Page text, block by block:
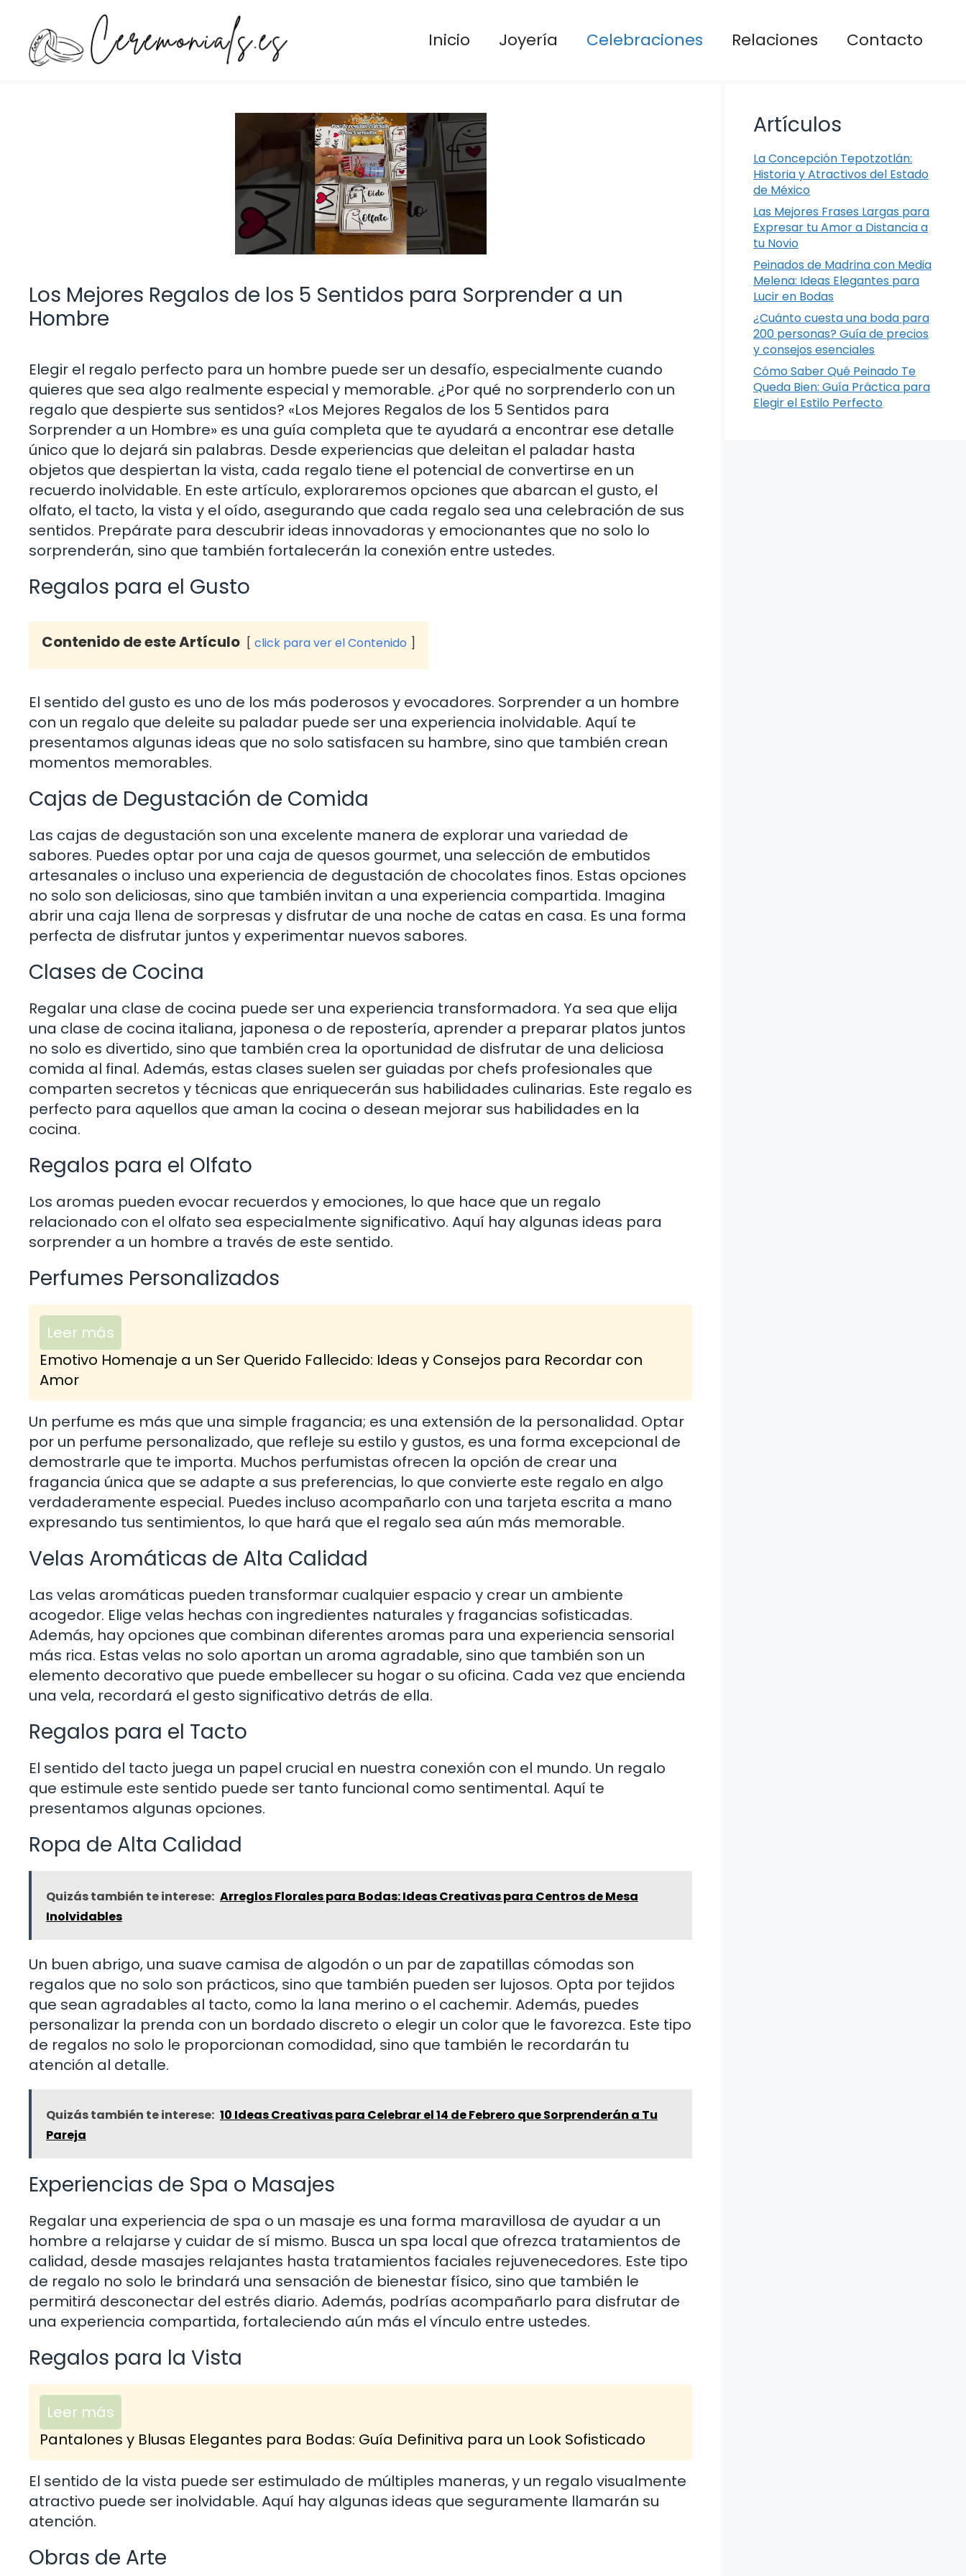
contenido
Inicio Joyería Celebraciones Relaciones Contacto
Los Mejores Regalos de los 5 Sentidos para Sorprender a un
Hombre
Elegir el regalo perfecto para un hombre puede ser un desafío, especialmente cuando
quieres que sea algo realmente especial y memorable. ¿Por qué no sorprenderlo con un
regalo que despierte sus sentidos? «Los Mejores Regalos de los 5 Sentidos para
Sorprender a un Hombre» es una guía completa que te ayudará a encontrar ese detalle
único que lo dejará sin palabras. Desde experiencias que deleitan el paladar hasta
objetos que despiertan la vista, cada regalo tiene el potencial de convertirse en un
recuerdo inolvidable. En este artículo, exploraremos opciones que abarcan el gusto, el
olfato, el tacto, la vista y el oído, asegurando que cada regalo sea una celebración de sus
sentidos. Prepárate para descubrir ideas innovadoras y emocionantes que no solo lo
sorprenderán, sino que también fortalecerán la conexión entre ustedes.
Regalos para el Gusto
Contenido de este Artículo click para ver el Contenido
El sentido del gusto es uno de los más poderosos y evocadores. Sorprender a un hombre
con un regalo que deleite su paladar puede ser una experiencia inolvidable. Aquí te
presentamos algunas ideas que no solo satisfacen su hambre, sino que también crean
momentos memorables.
Cajas de Degustación de Comida
Las cajas de degustación son una excelente manera de explorar una variedad de
sabores. Puedes optar por una caja de quesos gourmet, una selección de embutidos
artesanales o incluso una experiencia de degustación de chocolates finos. Estas opciones
no solo son deliciosas, sino que también invitan a una experiencia compartida. Imagina
abrir una caja llena de sorpresas y disfrutar de una noche de catas en casa. Es una forma
perfecta de disfrutar juntos y experimentar nuevos sabores.
Clases de Cocina
Regalar una clase de cocina puede ser una experiencia transformadora. Ya sea que elija
una clase de cocina italiana, japonesa o de repostería, aprender a preparar platos juntos
no solo es divertido, sino que también crea la oportunidad de disfrutar de una deliciosa
comida al final. Además, estas clases suelen ser guiadas por chefs profesionales que
comparten secretos y técnicas que enriquecerán sus habilidades culinarias. Este regalo es
perfecto para aquellos que aman la cocina o desean mejorar sus habilidades en la
cocina.
Regalos para el Olfato
Los aromas pueden evocar recuerdos y emociones, lo que hace que un regalo
relacionado con el olfato sea especialmente significativo. Aquí hay algunas ideas para
sorprender a un hombre a través de este sentido.
Perfumes Personalizados
Leer más
Emotivo Homenaje a un Ser Querido Fallecido: Ideas y Consejos para Recordar con
Amor
Un perfume es más que una simple fragancia; es una extensión de la personalidad. Optar
por un perfume personalizado, que refleje su estilo y gustos, es una forma excepcional de
demostrarle que te importa. Muchos perfumistas ofrecen la opción de crear una
fragancia única que se adapte a sus preferencias, lo que convierte este regalo en algo
verdaderamente especial. Puedes incluso acompañarlo con una tarjeta escrita a mano
expresando tus sentimientos, lo que hará que el regalo sea aún más memorable.
Velas Aromáticas de Alta Calidad
Las velas aromáticas pueden transformar cualquier espacio y crear un ambiente
acogedor. Elige velas hechas con ingredientes naturales y fragancias sofisticadas.
Además, hay opciones que combinan diferentes aromas para una experiencia sensorial
más rica. Estas velas no solo aportan un aroma agradable, sino que también son un
elemento decorativo que puede embellecer su hogar o su oficina. Cada vez que encienda
una vela, recordará el gesto significativo detrás de ella.
Regalos para el Tacto
El sentido del tacto juega un papel crucial en nuestra conexión con el mundo. Un regalo
que estimule este sentido puede ser tanto funcional como sentimental. Aquí te
presentamos algunas opciones.
Ropa de Alta Calidad
Quizás también te interese: Arreglos Florales para Bodas: Ideas Creativas para Centros de Mesa
Inolvidables
Un buen abrigo, una suave camisa de algodón o un par de zapatillas cómodas son
regalos que no solo son prácticos, sino que también pueden ser lujosos. Opta por tejidos
que sean agradables al tacto, como la lana merino o el cachemir. Además, puedes
personalizar la prenda con un bordado discreto o elegir un color que le favorezca. Este tipo
de regalos no solo le proporcionan comodidad, sino que también le recordarán tu
atención al detalle.
Quizás también te interese: 10 Ideas Creativas para Celebrar el 14 de Febrero que Sorprenderán a Tu
Pareja
Experiencias de Spa o Masajes
Regalar una experiencia de spa o un masaje es una forma maravillosa de ayudar a un
hombre a relajarse y cuidar de sí mismo. Busca un spa local que ofrezca tratamientos de
calidad, desde masajes relajantes hasta tratamientos faciales rejuvenecedores. Este tipo
de regalo no solo le brindará una sensación de bienestar físico, sino que también le
permitirá desconectar del estrés diario. Además, podrías acompañarlo para disfrutar de
una experiencia compartida, fortaleciendo aún más el vínculo entre ustedes.
Regalos para la Vista
Leer más
Pantalones y Blusas Elegantes para Bodas: Guía Definitiva para un Look Sofisticado
El sentido de la vista puede ser estimulado de múltiples maneras, y un regalo visualmente
atractivo puede ser inolvidable. Aquí hay algunas ideas que seguramente llamarán su
atención.
Obras de Arte
Artículos
La Concepción Tepotzotlán:
Historia y Atractivos del Estado
de México
Las Mejores Frases Largas para
Expresar tu Amor a Distancia a
tu Novio
Peinados de Madrina con Media
Melena: Ideas Elegantes para
Lucir en Bodas
¿Cuánto cuesta una boda para
200 personas? Guía de precios
y consejos esenciales
Cómo Saber Qué Peinado Te
Queda Bien: Guía Práctica para
Elegir el Estilo Perfecto